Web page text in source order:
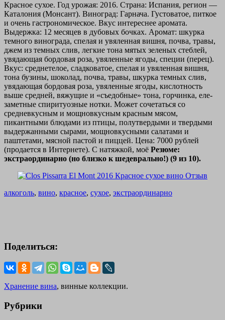
Красное сухое. Год урожая: 2016. Страна: Испания, регион —
Каталония (Монсант). Виноград: Гарнача. Густоватое, питкое
и очень гастрономическое. Вкус интереснее аромата.
Выдержка: 12 месяцев в дубовых бочках. Аромат: шкурка
темного винограда, спелая и увяленная вишня, почва, травы,
джем из темных слив, легкие тона мятых зеленых стеблей,
увядающая бордовая роза, увяленные ягоды, специи (перец).
Вкус: среднетелое, сладковатое, спелая и увяленная вишня,
тона бузины, шоколад, почва, травы, шкурка темных слив,
увядающая бордовая роза, увяленные ягоды, кислотность
выше средней, вяжущие и «съедобные» тона, горчинка, еле-
заметные спиритуозные нотки. Может сочетаться со
средневкусным и мощновкусным красным мясом,
пикантными блюдами из птицы, полутвердыми и твердыми
выдержанными сырами, мощновкусными салатами и
паштетами, мясной пастой и пиццей. Цена: 7000 рублей
(продается в Интернете). С натяжкой, моё Резюме:
экстраординарно (но близко к шедеврально!) (9 из 10).
алкоголь, вино, красное, сухое, экстраординарно
Поделиться:
Хранение вина, винные коллекции.
Рубрики